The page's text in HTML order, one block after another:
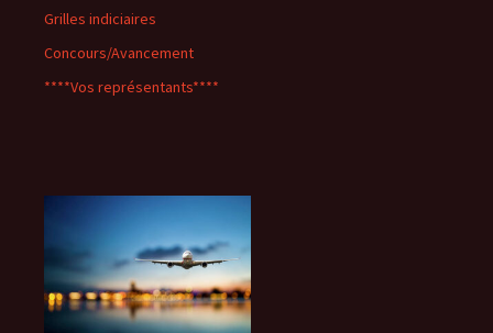
Grilles indiciaires
Concours/Avancement
****Vos représentants****